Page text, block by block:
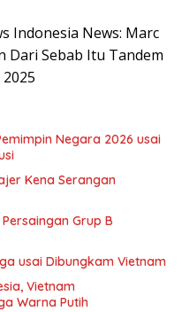
Indonesia News: Marc
Dari Sebab Itu Tandem
Negara 2026 usai
Kena Serangan
Grup B
usai Dibungkam Vietnam
Vietnam
Warna Putih